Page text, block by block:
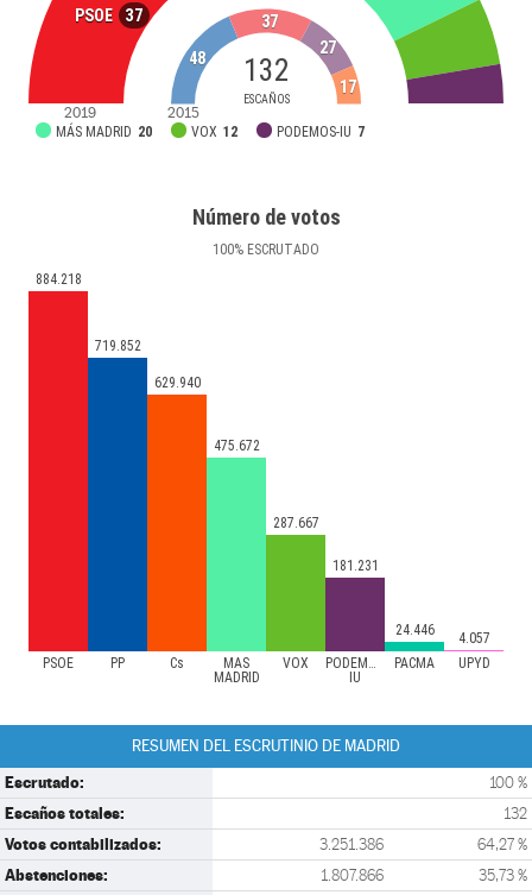
PSOE 37
132
ESCAÑOS
MÁS MADRID 20 VOX 12 PODEMOS-IU 7
48
37
27
17
2019 2015
Número de votos
100% ESCRUTADO
PSOE PP Cs
MÁS
MADRID
VOX
PODEMOS-
IU
PACMA UPYD
884.218
719.852
629.940
475.672
287.667
181.231
24.446 4.057
RESUMEN DEL ESCRUTINIO DE MADRID
Escrutado: 100 %
Escaños totales: 132
Votos contabilizados: 3.251.386 64,27 %
Abstenciones: 1.807.866 35,73 %